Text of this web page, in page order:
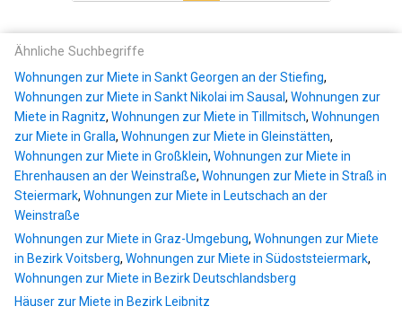
Ähnliche Suchbegriffe
Wohnungen zur Miete in Sankt Georgen an der Stiefing,
Wohnungen zur Miete in Sankt Nikolai im Sausal, Wohnungen zur
Miete in Ragnitz, Wohnungen zur Miete in Tillmitsch, Wohnungen
zur Miete in Gralla, Wohnungen zur Miete in Gleinstätten,
Wohnungen zur Miete in Großklein, Wohnungen zur Miete in
Ehrenhausen an der Weinstraße, Wohnungen zur Miete in Straß in
Steiermark, Wohnungen zur Miete in Leutschach an der
Weinstraße
Wohnungen zur Miete in Graz-Umgebung, Wohnungen zur Miete
in Bezirk Voitsberg, Wohnungen zur Miete in Südoststeiermark,
Wohnungen zur Miete in Bezirk Deutschlandsberg
Häuser zur Miete in Bezirk Leibnitz